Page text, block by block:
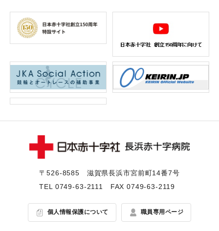
〒526-8585 滋賀県⻑浜市宮前町14番7号
TEL 0749-63-2111 FAX 0749-63-2119
個人情報保護について 職員専用ページ